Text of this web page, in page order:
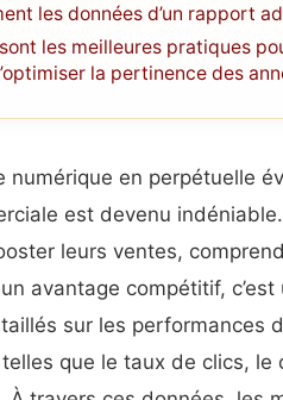
les données d’un rapport
les meilleures pratiques
la pertinence des
numérique en perpétuelle
est devenu
leurs ventes,
avantage compétitif,
sur les performances
que le taux de clics,